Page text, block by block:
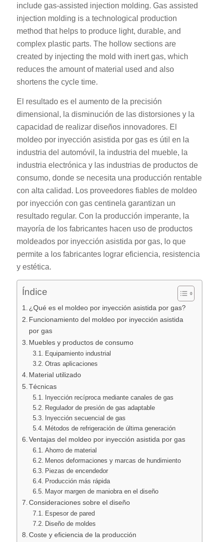
include gas-assisted injection molding. Gas assisted
injection molding is a technological production
method that helps to produce light, durable, and
complex plastic parts. The hollow sections are
created by injecting the mold with inert gas, which
reduces the amount of material used and also
shortens the cycle time.
El resultado es el aumento de la precisión
dimensional, la disminución de las distorsiones y la
capacidad de realizar diseños innovadores. El
moldeo por inyección asistida por gas es útil en la
industria del automóvil, la industria del mueble, la
industria electrónica y las industrias de productos de
consumo, donde se necesita una producción rentable
con alta calidad. Los proveedores fiables de moldeo
por inyección con gas centinela garantizan un
resultado regular. Con la producción imperante, la
mayoría de los fabricantes hacen uso de productos
moldeados por inyección asistida por gas, lo que
permite a los fabricantes lograr eficiencia, resistencia
y estética.
Índice
¿Qué es el moldeo por inyección asistida por gas?
Funcionamiento del moldeo por inyección asistida
por gas
Muebles y productos de consumo
Equipamiento industrial
Otras aplicaciones
Material utilizado
Técnicas
Inyección recíproca mediante canales de gas
Regulador de presión de gas adaptable
Inyección secuencial de gas
Métodos de refrigeración de última generación
Ventajas del moldeo por inyección asistida por gas
Ahorro de material
Menos deformaciones y marcas de hundimiento
Piezas de encendedor
Producción más rápida
Mayor margen de maniobra en el diseño
Consideraciones sobre el diseño
Espesor de pared
Diseño de moldes
Coste y eficiencia de la producción